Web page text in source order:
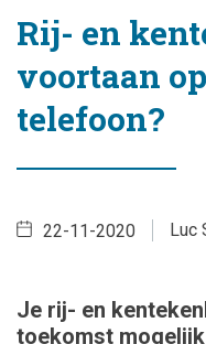
Rij- en
voortaan
telefoon?
Luc
22-11-2020
Je rij- en
toekomst